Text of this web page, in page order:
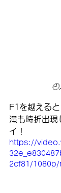
🕘
F1を越える
滝も時折出現
イ！
https://
2cf81/